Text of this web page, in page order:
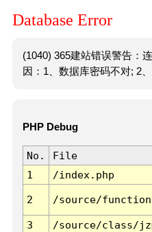
Database Error
(1040) 365建站错误警告：
因：1、数据库密码不对; 2
PHP Debug
No. File
1
/index.php
2 /source/
3 /source/class/